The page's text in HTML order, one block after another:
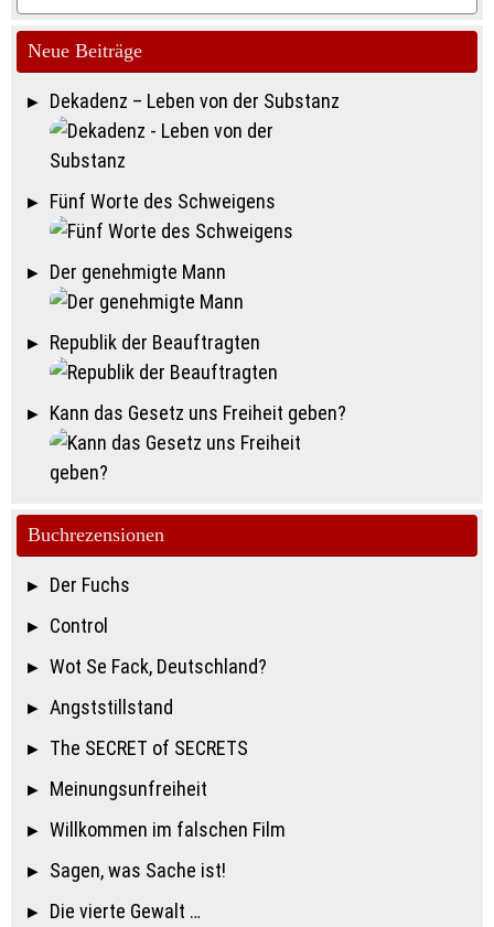
Neue Beiträge
Dekadenz – Leben von der Substanz
Fünf Worte des Schweigens
Der genehmigte Mann
Republik der Beauftragten
Kann das Gesetz uns Freiheit geben?
Buchrezensionen
Der Fuchs
Control
Wot Se Fack, Deutschland?
Angststillstand
The SECRET of SECRETS
Meinungsunfreiheit
Willkommen im falschen Film
Sagen, was Sache ist!
Die vierte Gewalt …